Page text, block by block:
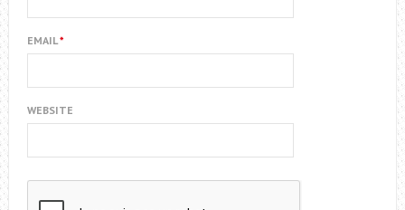
EMAIL*
WEBSITE